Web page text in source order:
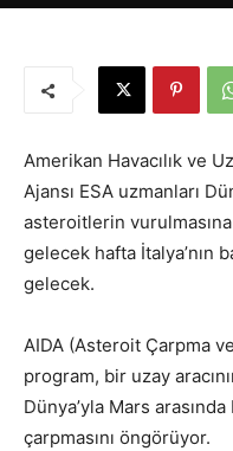
Amerikan Havacılık ve
Ajansı ESA uzmanları
asteroitlerin
gelecek hafta İtalya’nın
gelecek.
AIDA (Asteroit Çarpma
program, bir uzay
Dünya’yla Mars
çarpmasını öngörüyor.